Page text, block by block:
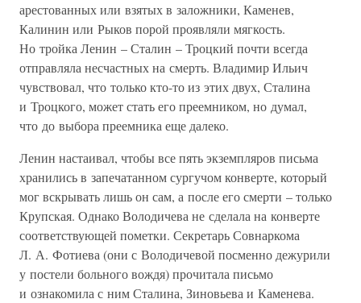
арестованных или взятых в заложники, Каменев,
Калинин или Рыков порой проявляли мягкость.
Но тройка Ленин – Сталин – Троцкий почти всегда
отправляла несчастных на смерть. Владимир Ильич
чувствовал, что только кто-то из этих двух, Сталина
и Троцкого, может стать его преемником, но думал,
что до выбора преемника еще далеко.
Ленин настаивал, чтобы все пять экземпляров письма
хранились в запечатанном сургучом конверте, который
мог вскрывать лишь он сам, а после его смерти – только
Крупская. Однако Володичева не сделала на конверте
соответствующей пометки. Секретарь Совнаркома
Л. А. Фотиева (они с Володичевой посменно дежурили
у постели больного вождя) прочитала письмо
и ознакомила с ним Сталина, Зиновьева и Каменева.